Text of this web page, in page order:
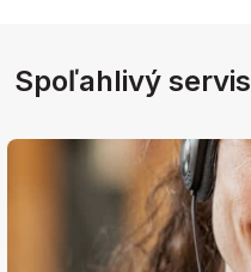
Spoľahlivý servis